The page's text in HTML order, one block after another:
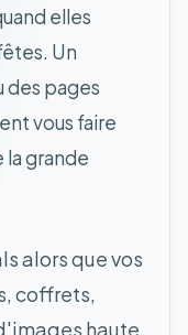
elles
Un
des pages
vous faire
grande
alors que vos
coffrets,
haute